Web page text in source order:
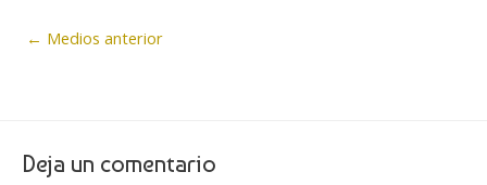
Navegación
← Medios anterior
Deja un comentario